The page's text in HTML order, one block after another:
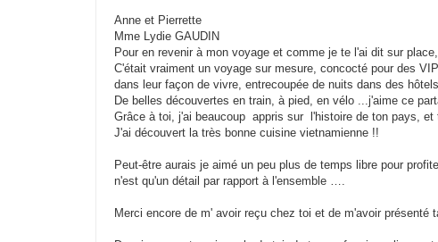
Anne et Pierrette
Mme Lydie GAUDIN
Pour en revenir à mon voyage et comme je te l'ai dit sur
C'était vraiment un voyage sur mesure, concocté pour des
dans leur façon de vivre, entrecoupée de nuits dans des
De belles découvertes en train, à pied, en vélo ...j'aime ce
Grâce à toi, j'ai beaucoup appris sur l'histoire de ton pays,
J'ai découvert la très bonne cuisine vietnamienne !!
Peut-être aurais je aimé un peu plus de temps libre pour
n'est qu'un détail par rapport à l'ensemble ….
Merci encore de m' avoir reçu chez toi et de m'avoir présenté